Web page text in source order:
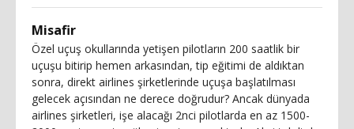
Misafir
Özel uçuş okullarında yetişen pilotların 200 saatlik bir
uçuşu bitirip hemen arkasından, tip eğitimi de aldıktan
sonra, direkt airlines şirketlerinde uçuşa başlatılması
gelecek açısından ne derece doğrudur? Ancak dünyada
airlines şirketleri, işe alacağı 2nci pilotlarda en az 1500-